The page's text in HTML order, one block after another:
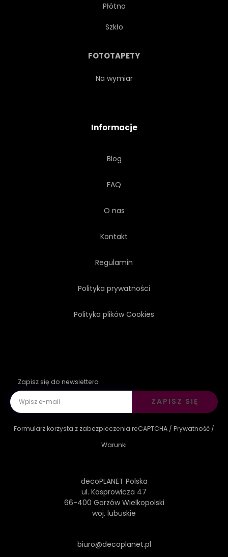
Płótno
Szkło
FOTOTAPETY
Na wymiar
Informacje
Blog
FAQ
O nas
Kontakt
Regulamin
Polityka prywatności
Polityka plików Cookies
Zapisz się do newslettera
ZAPISZ SIĘ
Formularz korzysta z zabezpieczenia reCAPTCHA / Prywatność /
Warunki
decoPLANET Polska
ul. Kasprowicza 47
66-400 Gorzów Wielkopolski
woj. lubuskie
biuro@decoplanet.pl